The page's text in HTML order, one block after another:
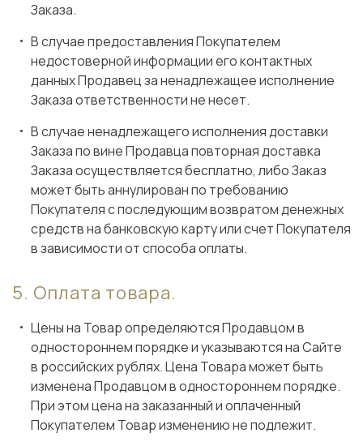
Заказа.
В случае предоставления Покупателем
недостоверной информации его контактных
данных Продавец за ненадлежащее исполнение
Заказа ответственности не несет.
В случае ненадлежащего исполнения доставки
Заказа по вине Продавца повторная доставка
Заказа осуществляется бесплатно, либо Заказ
может быть аннулирован по требованию
Покупателя с последующим возвратом денежных
средств на банковскую карту или счет Покупателя
в зависимости от способа оплаты.
Оплата товара.
Цены на Товар определяются Продавцом в
одностороннем порядке и указываются на Сайте
в российских рублях. Цена Товара может быть
изменена Продавцом в одностороннем порядке.
При этом цена на заказанный и оплаченный
Покупателем Товар изменению не подлежит.